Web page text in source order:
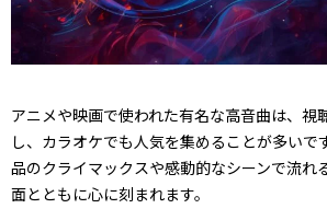
アニメや映画で使われた有名な高音曲は、視
し、カラオケでも人気を集めることが多いで
品のクライマックスや感動的なシーンで流れ
面とともに心に刻まれます。